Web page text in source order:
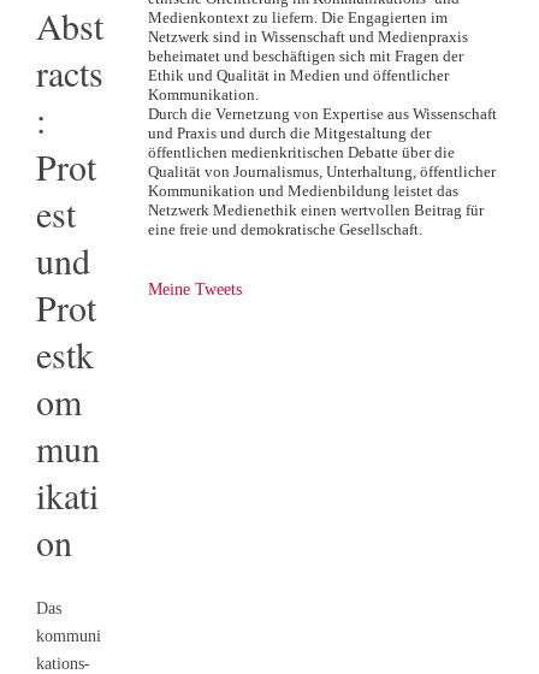
Abst
racts
:
Prot
est
und
Prot
estk
om
mun
ikati
on
Das
kommuni
kations-
Medienkontext zu liefern. Die Engagierten im
Netzwerk sind in Wissenschaft und Medienpraxis
beheimatet und beschäftigen sich mit Fragen der
Ethik und Qualität in Medien und öffentlicher
Kommunikation.
Durch die Vernetzung von Expertise aus Wissenschaft
und Praxis und durch die Mitgestaltung der
öffentlichen medienkritischen Debatte über die
Qualität von Journalismus, Unterhaltung, öffentlicher
Kommunikation und Medienbildung leistet das
Netzwerk Medienethik einen wertvollen Beitrag für
eine freie und demokratische Gesellschaft.
Meine Tweets